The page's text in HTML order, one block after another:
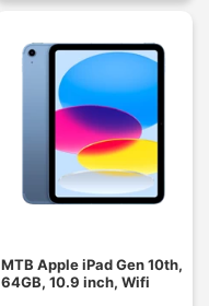
MTB Apple iPad Gen 10th,
64GB, 10.9 inch, Wifi